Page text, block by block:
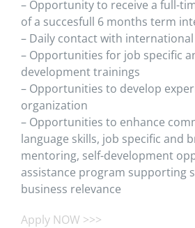
– Opportunity to receive a full-
of a succesfull 6 months term
– Daily contact with
– Opportunities for job specific
development trainings
– Opportunities to develop
organization
– Opportunities to enhance
language skills, job specific and
mentoring, self-development
assistance program supporting
business relevance
Apply NOW >>>